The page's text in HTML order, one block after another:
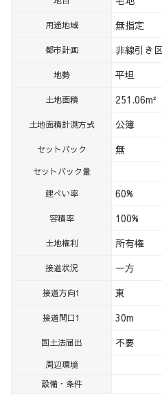
用途地域 無指定
都市計画 非線引き
地勢 平坦
土地面積 251.06m²
土地面積計測方式 公簿
セットバック 無
セットバック量
建ぺい率
60%
容積率 100%
土地権利 所有権
接道状況 一方
接道方向1 東
接道間口1 30m
国土法届出 不要
周辺環境
設備・条件